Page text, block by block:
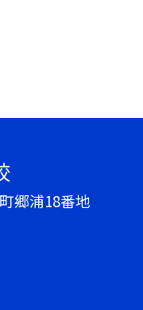
郷浦18番地